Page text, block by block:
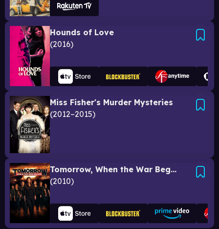
Hounds of Love
2016
Miss Fisher's Murder Mysteries
2012–2015
Tomorrow, When the War Began
2010